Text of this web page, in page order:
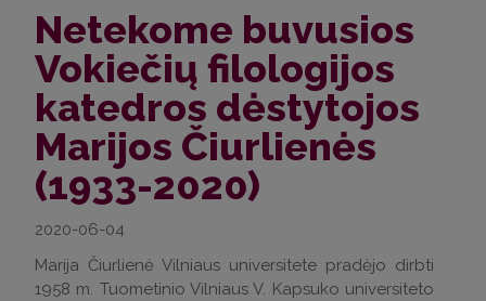
Netekome buvusios
Vokiečių filologijos
katedros dėstytojos
Marijos Čiurlienės
(1933-2020)
2020-06-04
Marija Čiurlienė Vilniaus universitete pradėjo dirbti
1958 m. Tuometinio Vilniaus V. Kapsuko universiteto